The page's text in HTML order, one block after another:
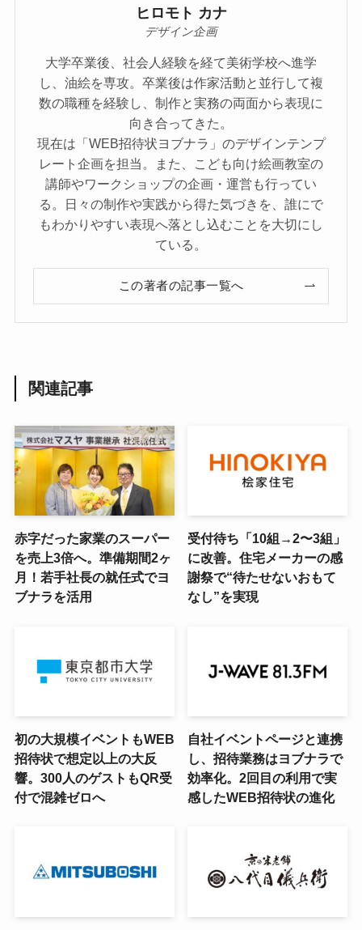
ヒロモト カナ
デザイン企画
大学卒業後、社会人経験を経て美術学校へ進学
し、油絵を専攻。卒業後は作家活動と並行して複
数の職種を経験し、制作と実務の両面から表現に
向き合ってきた。
現在は「WEB招待状ヨブナラ」のデザインテンプ
レート企画を担当。また、こども向け絵画教室の
講師やワークショップの企画・運営も行ってい
る。日々の制作や実践から得た気づきを、誰にで
もわかりやすい表現へ落とし込むことを大切にし
ている。
この著者の記事一覧へ
関連記事
赤字だった家業のスーパー
を売上3倍へ。準備期間2ヶ
月！若手社長の就任式でヨ
ブナラを活用
受付待ち「10組→2〜3組」
に改善。住宅メーカーの感
謝祭で“待たせないおもて
なし”を実現
初の大規模イベントもWEB
招待状で想定以上の大反
響。300人のゲストもQR受
付で混雑ゼロへ
自社イベントページと連携
し、招待業務はヨブナラで
効率化。2回目の利用で実
感したWEB招待状の進化